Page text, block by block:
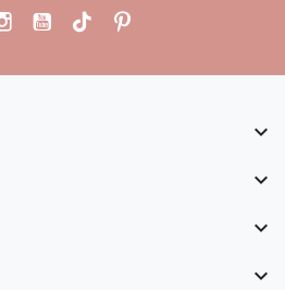



